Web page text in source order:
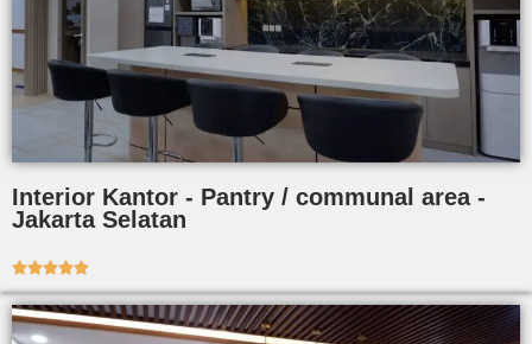
Interior Kantor - Pantry / communal area -
Jakarta Selatan
